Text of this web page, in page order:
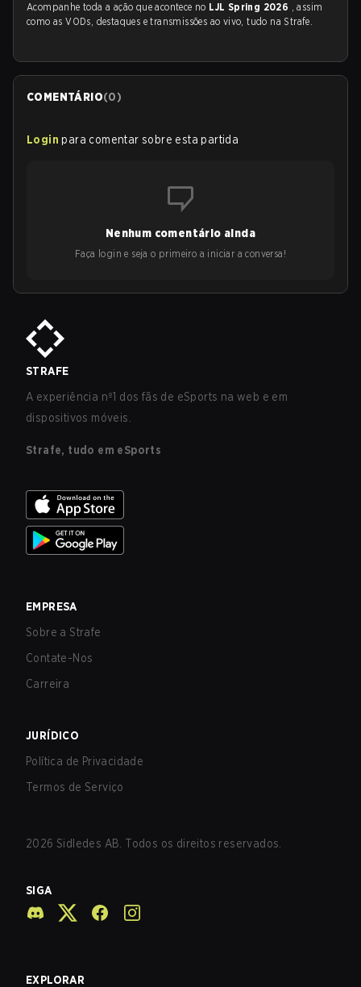
Acompanhe toda a ação que acontece no LJL Spring 2026 , assim
como as VODs, destaques e transmissões ao vivo, tudo na Strafe.
COMENTÁRIO(0)
Login para comentar sobre esta partida
Nenhum comentário ainda
Faça login e seja o primeiro a iniciar a conversa!
STRAFE
A experiência nº1 dos fãs de eSports na web e em
dispositivos móveis.
Strafe, tudo em eSports
EMPRESA
Sobre a Strafe
Contate-Nos
Carreira
JURÍDICO
Política de Privacidade
Termos de Serviço
2026 Sidledes AB. Todos os direitos reservados.
SIGA
EXPLORAR